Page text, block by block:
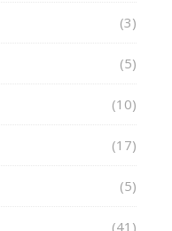
(3)
(5)
(10)
(17)
(5)
(41)